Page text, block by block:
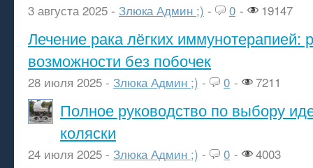
3 августа 2025 - Злюка Админ ;) - 0 - 19147
Лечение рака лёгких иммунотерапией:
возможности без побочек
28 июля 2025 - Злюка Админ ;) - 0 - 7211
Полное руководство по выбору
коляски
24 июля 2025 - Злюка Админ ;) - 0 - 4003